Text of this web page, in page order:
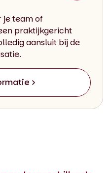
je team of
praktijkgericht
aansluit bij de